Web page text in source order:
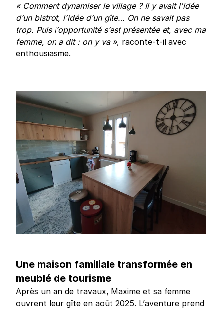
« Comment dynamiser le village ? Il y avait l’idée
d’un bistrot, l’idée d’un gîte… On ne savait pas
trop. Puis l’opportunité s’est présentée et, avec ma
femme, on a dit : on y va », raconte-t-il avec
enthousiasme.
Une maison familiale transformée en
meublé de tourisme
Après un an de travaux, Maxime et sa femme
ouvrent leur gîte en août 2025. L’aventure prend